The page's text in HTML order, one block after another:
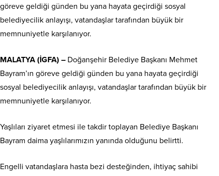
göreve geldiği günden bu yana hayata geçirdiği sosyal
belediyecilik anlayışı, vatandaşlar tarafından büyük bir
memnuniyetle karşılanıyor.
MALATYA (İGFA) – Doğanşehir Belediye Başkanı Mehmet
Bayram’ın göreve geldiği günden bu yana hayata geçirdiği
sosyal belediyecilik anlayışı, vatandaşlar tarafından büyük bir
memnuniyetle karşılanıyor.
Yaşlıları ziyaret etmesi ile takdir toplayan Belediye Başkanı
Bayram daima yaşlılarımızın yanında olduğunu belirtti.
Engelli vatandaşlara hasta bezi desteğinden, ihtiyaç sahibi